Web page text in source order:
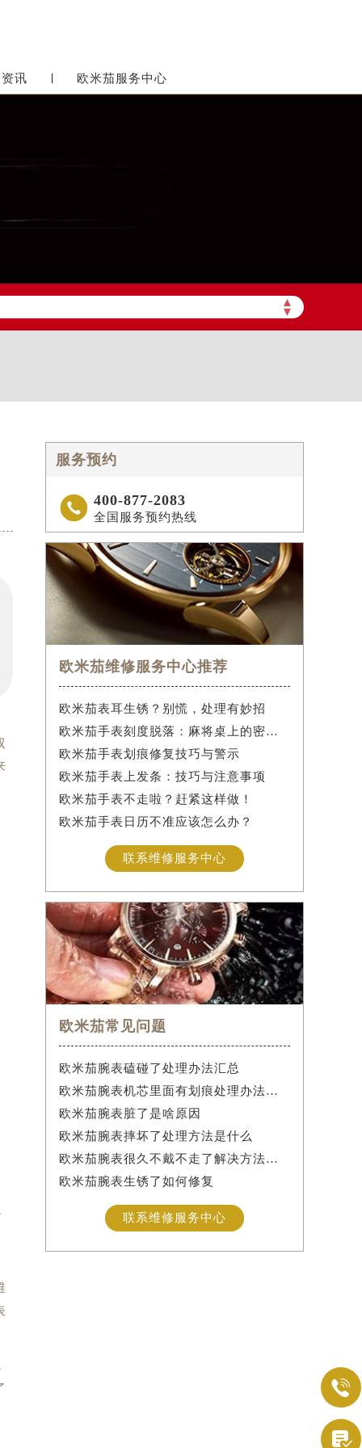
讯 欧米茄服务中心
▲
▼
服务预约
 400-877-2083
全国服务预约热线
欧米茄维修服务中心推荐
欧米茄表耳生锈？别慌，处理有妙招
欧米茄手表刻度脱落：麻将桌上的密室逃脱术
欧米茄手表划痕修复技巧与警示
欧米茄手表上发条：技巧与注意事项
欧米茄手表不走啦？赶紧这样做！
欧米茄手表日历不准应该怎么办？
联系维修服务中心
欧米茄常见问题
欧米茄腕表磕碰了处理办法汇总
欧米茄腕表机芯里面有划痕处理办法详解
欧米茄腕表脏了是啥原因
欧米茄腕表摔坏了处理方法是什么
欧米茄腕表很久不戴不走了解决方法是什么
欧米茄腕表生锈了如何修复
联系维修服务中心

